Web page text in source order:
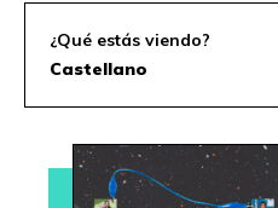
¿Qué estás viendo?
Castellano